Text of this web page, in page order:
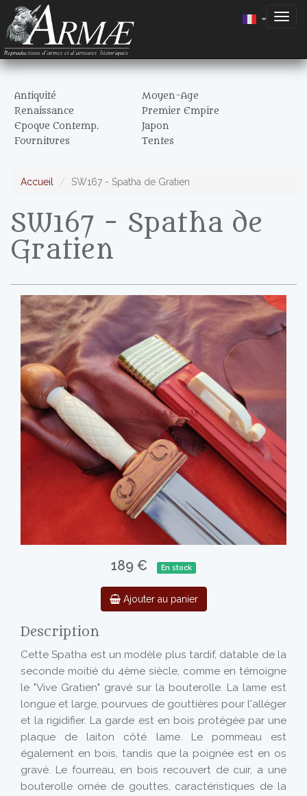
Antiquité
Moyen-Age
Renaissance
Premier Empire
Epoque Contemp.
Japon
Fournitures
Tentes
Accueil SW167 - Spatha de Gratien
SW167 - Spatha de
Gratien
189 € En stock
Ajouter au panier
Description
Cette Spatha est un modèle plus tardif, datable de la
seconde moitié du 4ème siècle, comme en témoigne
le "Vive Gratien" gravé sur la bouterolle. La lame est
longue et large, pourvues de gouttières pour l'alléger
et la rigidifier. La garde est en bois protégée par une
plaque de laiton côté lame. Le pommeau est
également en bois, tandis que la poignée est en os
gravé. Le fourreau, en bois recouvert de cuir, a une
bouterolle ornée de gouttes, caractéristiques de la